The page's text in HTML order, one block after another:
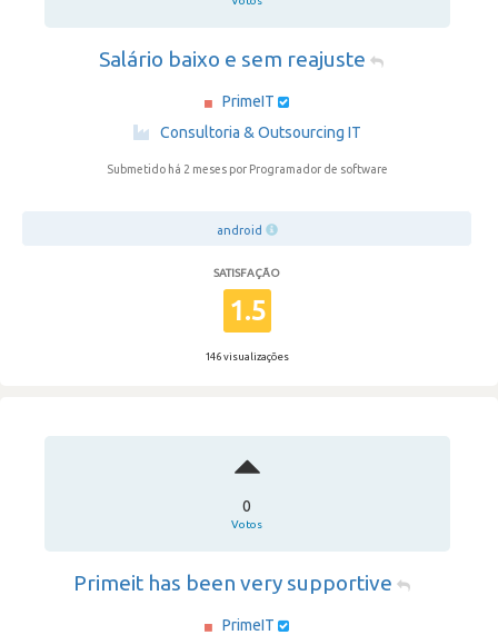
Salário baixo e sem reajuste
PrimeIT
·
Consultoria & Outsourcing IT
Submetido há 2 meses por Programador de software
android
SATISFAÇÃO
1.5
146 visualizações
0
Votos
Primeit has been very supportive
PrimeIT